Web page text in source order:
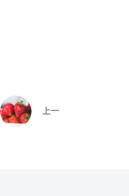
上一